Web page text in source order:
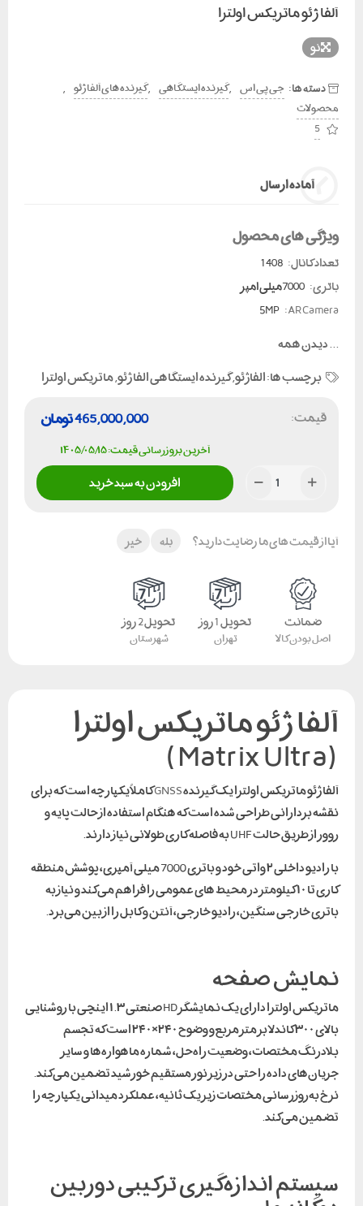
آلفا ژئو ماتریکس اولترا
نو
دسته ها: جی پی اس ,گیرنده ایستگاهی ,گیرنده های آلفا ژئو ,
محصولات
5
آماده ارسال
ویژگی های محصول
تعداد کانال:
باتری:
AR Camera:
...دیدن همه
برچسب ها:الفاژئو,گیرنده ایستگاهی الفا ژئو,ماتریکس اولترا
قیمت:
تومان465,000,000
آخرین بروزرسانی قیمت: ۱۴۰۵/۰۵/۱۵
افزودن به سبد خرید
آیا از قیمت های ما رضایت دارید؟ بله خیر
ضمانت
اصل بودن کالا
تحویل 1 روز
تهران
تحویل 2 روز
شهرستان
آلفا ژئو ماتریکس اولترا
(Matrix Ultra)
آلفا ژئو ماتریکس اولترا یک گیرندهGNSSکاملاً یکپارچه است که برای
نقشه بردارانی طراحی شده است که هنگام استفاده از حالت پایه و
روور از طریق حالت UHF به فاصله کاری طولانی نیاز دارند.
با رادیو داخلی ۲ واتی خود و باتری 7000 میلی آمپری، پوشش منطقه
کاری تا ۱۰ کیلومتر در محیط‌ های عمومی را فراهم می‌کند و نیاز به
باتری خارجی سنگین، رادیو خارجی، آنتن و کابل را از بین می‌برد.
نمایش صفحه
ماتریکس اولترا دارای یک نمایشگر HD صنعتی ۱.۳ اینچی با روشنایی
بالای ۳۰۰ کاندلا بر متر مربع و وضوح ۲۴۰×۲۴۰ است که تجسم
بلادرنگ مختصات، وضعیت راه‌حل، شماره ماهواره‌ها و سایر
جریان‌های داده را حتی در زیر نور مستقیم خورشید تضمین می‌کند.
نرخ به‌روزرسانی مختصات زیر یک ثانیه، عملکرد میدانی یکپارچه را
تضمین می‌کند.
سیستم اندازه‌گیری ترکیبی دوربین